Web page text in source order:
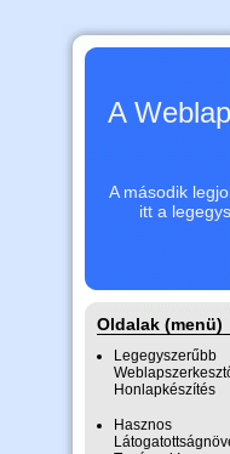
A
A második
itt a
Oldalak (menü)
Legegyszerűbb
Honlapkészítés
Hasznos